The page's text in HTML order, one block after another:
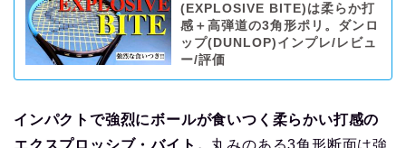
(EXPLOSIVE BITE)は柔らか打
感＋高弾道の3角形ポリ。ダンロ
ップ(DUNLOP)インプレ/レビュ
ー/評価
インパクトで強烈にボールが食いつく柔らかい打感の
エクスプロッシブ・バイト。 丸みのある3角形断面は強